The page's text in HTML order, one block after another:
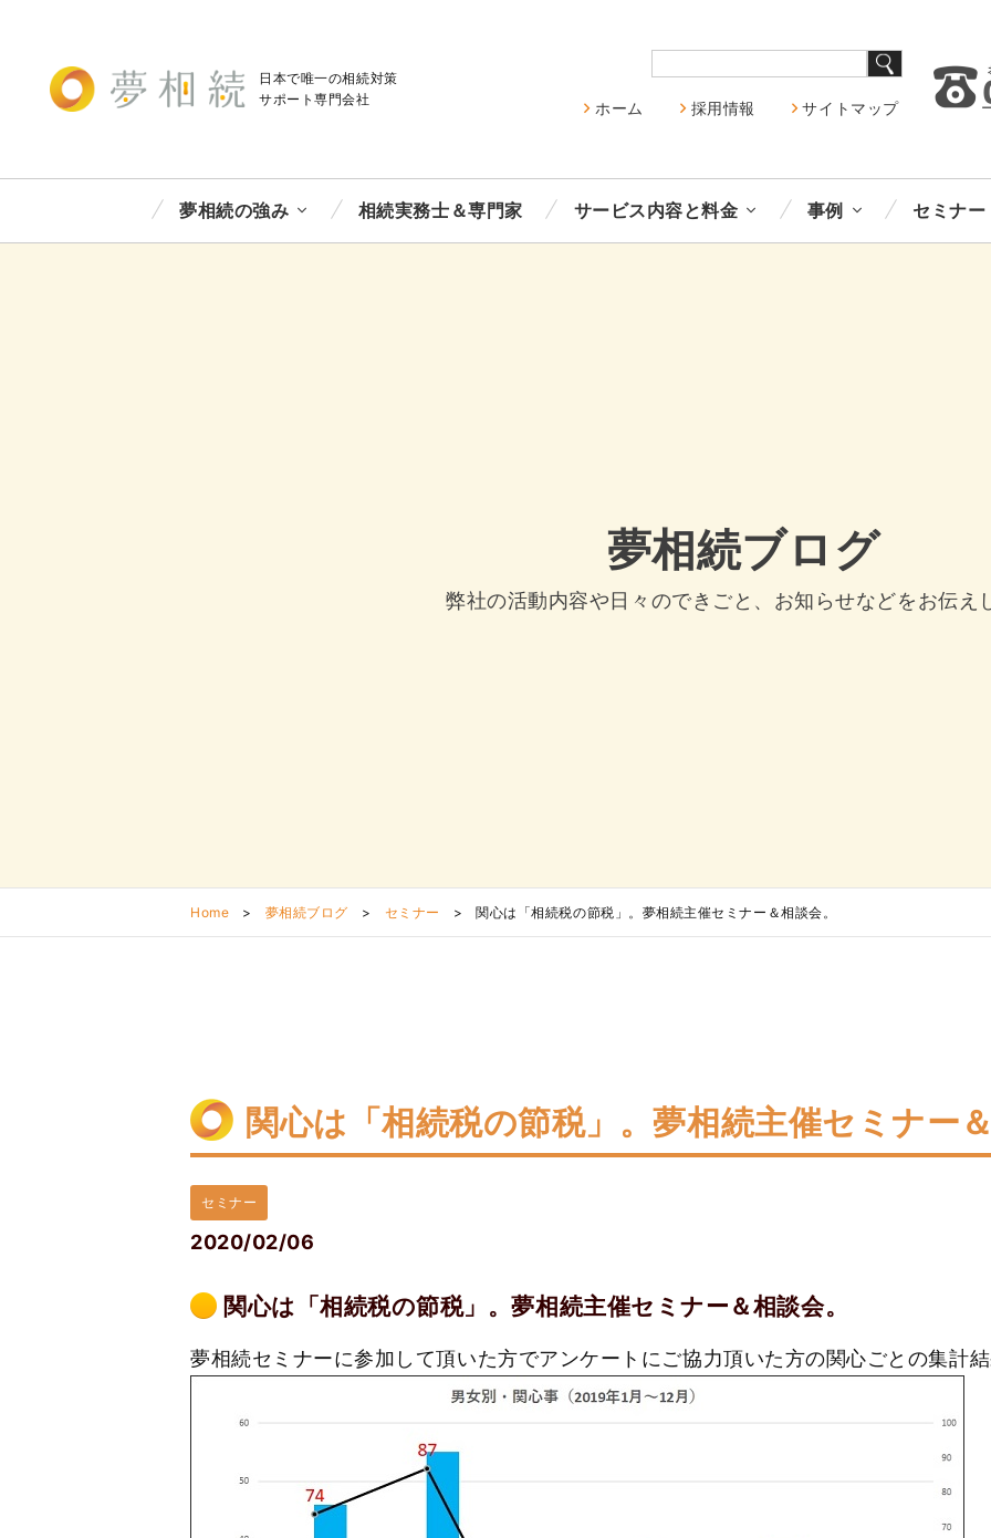
日本で唯一の相続対策
サポート専門会社 ホーム 採用情報 サイトマップ
夢相続の強み 相続実務士＆専門家 サービス内容と料金 事例 セミナー
夢相続ブログ
弊社の活動内容や日々のできごと、お知らせなどをお伝え
Home > 夢相続ブログ > セミナー > 関心は「相続税の節税」。夢相続主催セミナー＆相談会。
関心は「相続税の節税」。夢相続主催セミナー
セミナー
2020/02/06
関心は「相続税の節税」。夢相続主催セミナー＆相談会。
夢相続セミナーに参加して頂いた方でアンケートにご協力頂いた方の関心ごとの集計